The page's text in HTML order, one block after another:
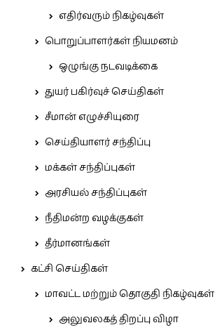
எதிர்வரும் நிகழ்வுகள்
பொறுப்பாளர்கள் நியமனம்
ஒழுங்கு நடவடிக்கை
துயர் பகிர்வுச் செய்திகள்
சீமான் எழுச்சியுரை
செய்தியாளர் சந்திப்பு
மக்கள் சந்திப்புகள்
அரசியல் சந்திப்புகள்
நீதிமன்ற வழக்குகள்
தீர்மானங்கள்
கட்சி செய்திகள்
மாவட்ட மற்றும் தொகுதி நிகழ்வுகள்
அலுவலகத் திறப்பு விழா